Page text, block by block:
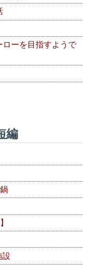
ローを目指すようで
編
設